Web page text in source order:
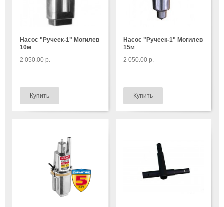
Насос "Ручеек-1" Могилев
10м
2 050.00 р.
Насос "Ручеек-1" Могилев
15м
2 050.00 р.